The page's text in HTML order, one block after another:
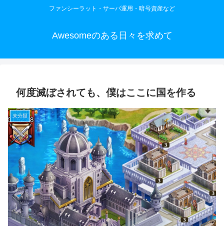
ファンシーラット・サーバ運用・暗号資産など
Awesomeのある日々を求めて
何度滅ぼされても、僕はここに国を作る
未分類